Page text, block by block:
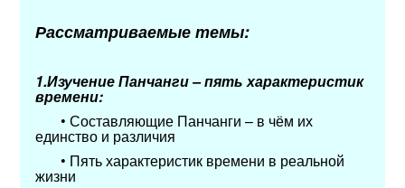
Рассматриваемые темы:
1.Изучение Панчанги – пять характеристик
времени:
• Составляющие Панчанги – в чём их
единство и различия
• Пять характеристик времени в реальной
жизни